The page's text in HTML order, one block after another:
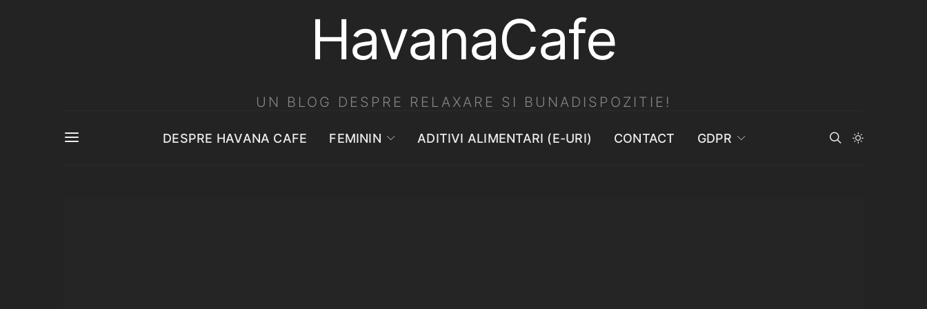
HavanaCafe
UN BLOG DESPRE RELAXARE SI BUNADISPOZITIE!
DESPRE HAVANA CAFE FEMININ ADITIVI ALIMENTARI (E-URI) CONTACT GDPR